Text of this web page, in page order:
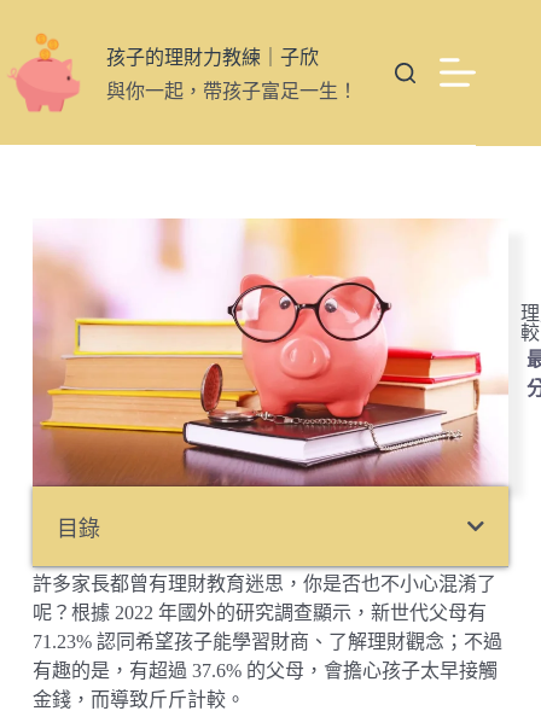
孩子的理財力教練｜子欣
與你一起，帶孩子富足一生！
目錄
許多家長都曾有理財教育迷思，你是否也不小心混淆了
呢？根據 2022 年國外的研究調查顯示，新世代父母有
71.23% 認同希望孩子能學習財商、了解理財觀念；不過
有趣的是，有超過 37.6% 的父母，會擔心孩子太早接觸
金錢，而導致斤斤計較。